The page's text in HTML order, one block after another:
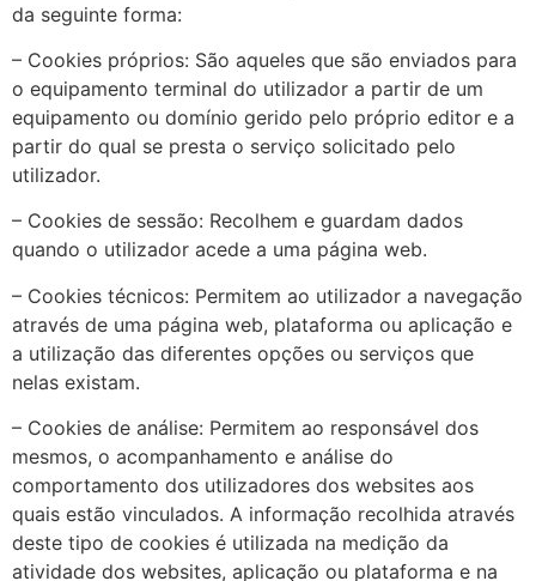
da seguinte forma:
– Cookies próprios: São aqueles que são enviados para
o equipamento terminal do utilizador a partir de um
equipamento ou domínio gerido pelo próprio editor e a
partir do qual se presta o serviço solicitado pelo
utilizador.
– Cookies de sessão: Recolhem e guardam dados
quando o utilizador acede a uma página web.
– Cookies técnicos: Permitem ao utilizador a navegação
através de uma página web, plataforma ou aplicação e
a utilização das diferentes opções ou serviços que
nelas existam.
– Cookies de análise: Permitem ao responsável dos
mesmos, o acompanhamento e análise do
comportamento dos utilizadores dos websites aos
quais estão vinculados. A informação recolhida através
deste tipo de cookies é utilizada na medição da
atividade dos websites, aplicação ou plataforma e na